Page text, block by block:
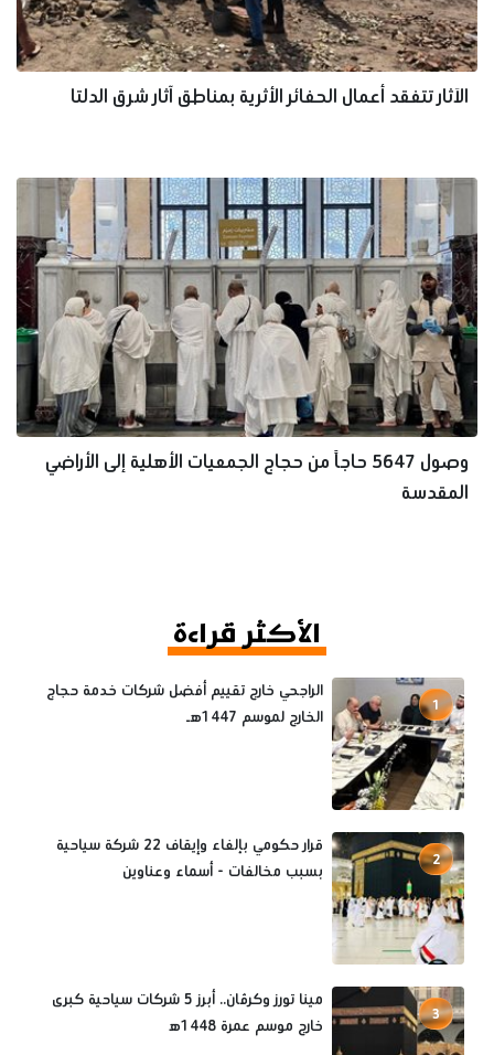
الآثار تتفقد أعمال الحفائر الأثرية بمناطق آثار شرق الدلتا
وصول 5647 حاجاً من حجاج الجمعيات الأهلية إلى الأراضي
المقدسة
الأكثر قراءة
1
الراجحي خارج تقييم أفضل شركات خدمة حجاج
الخارج لموسم 1447هـ
2
قرار حكومي بإلغاء وإيقاف 22 شركة سياحية
بسبب مخالفات - أسماء وعناوين
3
مينا تورز وكرڤان.. أبرز 5 شركات سياحية كبرى
خارج موسم عمرة 1448ه‍